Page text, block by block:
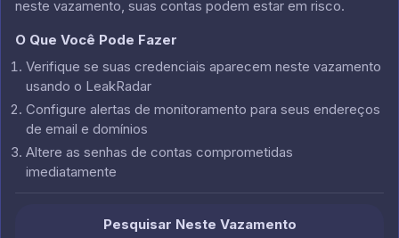
neste vazamento, suas contas podem estar em risco.
O Que Você Pode Fazer
Verifique se suas credenciais aparecem neste vazamento
usando o LeakRadar
Configure alertas de monitoramento para seus endereços
de email e domínios
Altere as senhas de contas comprometidas
imediatamente
Pesquisar Neste Vazamento